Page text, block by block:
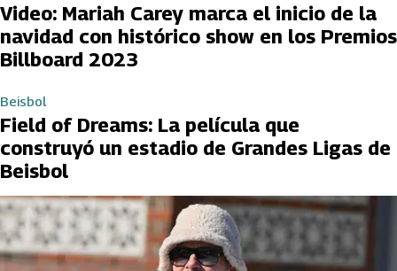
Video: Mariah Carey marca el inicio de la
navidad con histórico show en los Premios
Billboard 2023
Beisbol
Field of Dreams: La película que
construyó un estadio de Grandes Ligas de
Beisbol